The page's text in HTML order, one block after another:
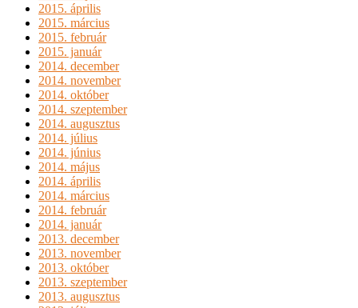
2015. április
2015. március
2015. február
2015. január
2014. december
2014. november
2014. október
2014. szeptember
2014. augusztus
2014. július
2014. június
2014. május
2014. április
2014. március
2014. február
2014. január
2013. december
2013. november
2013. október
2013. szeptember
2013. augusztus